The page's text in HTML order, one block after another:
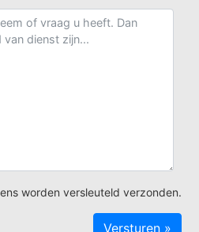
worden versleuteld verzonden.